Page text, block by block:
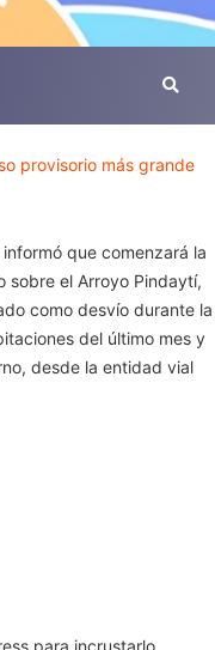
provisorio más grande
que comenzará la
sobre el Arroyo Pindaytí,
como desvío durante la
del último mes y
desde la entidad vial
para incrustarlo